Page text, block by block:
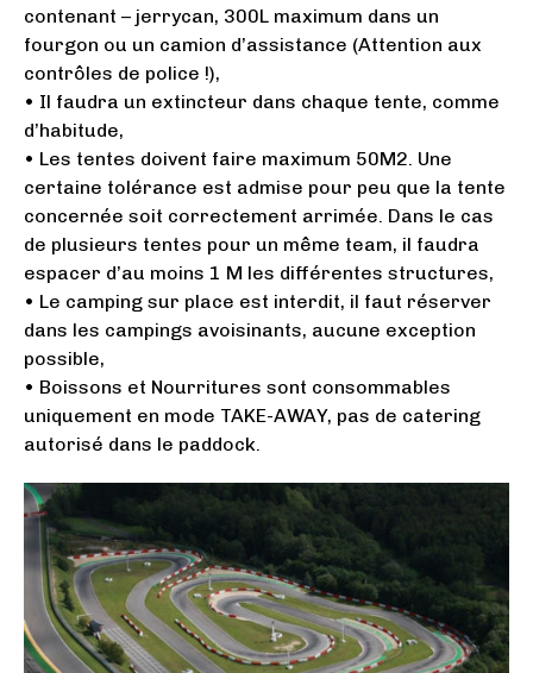
contenant – jerrycan, 300L maximum dans un
fourgon ou un camion d’assistance (Attention aux
contrôles de police !),
• Il faudra un extincteur dans chaque tente, comme
d’habitude,
• Les tentes doivent faire maximum 50M2. Une
certaine tolérance est admise pour peu que la tente
concernée soit correctement arrimée. Dans le cas
de plusieurs tentes pour un même team, il faudra
espacer d’au moins 1 M les différentes structures,
• Le camping sur place est interdit, il faut réserver
dans les campings avoisinants, aucune exception
possible,
• Boissons et Nourritures sont consommables
uniquement en mode TAKE-AWAY, pas de catering
autorisé dans le paddock.